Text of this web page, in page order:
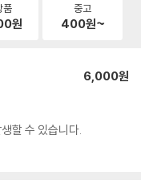
품
원
중고
400원~
6,000원
할 수 있습니다.